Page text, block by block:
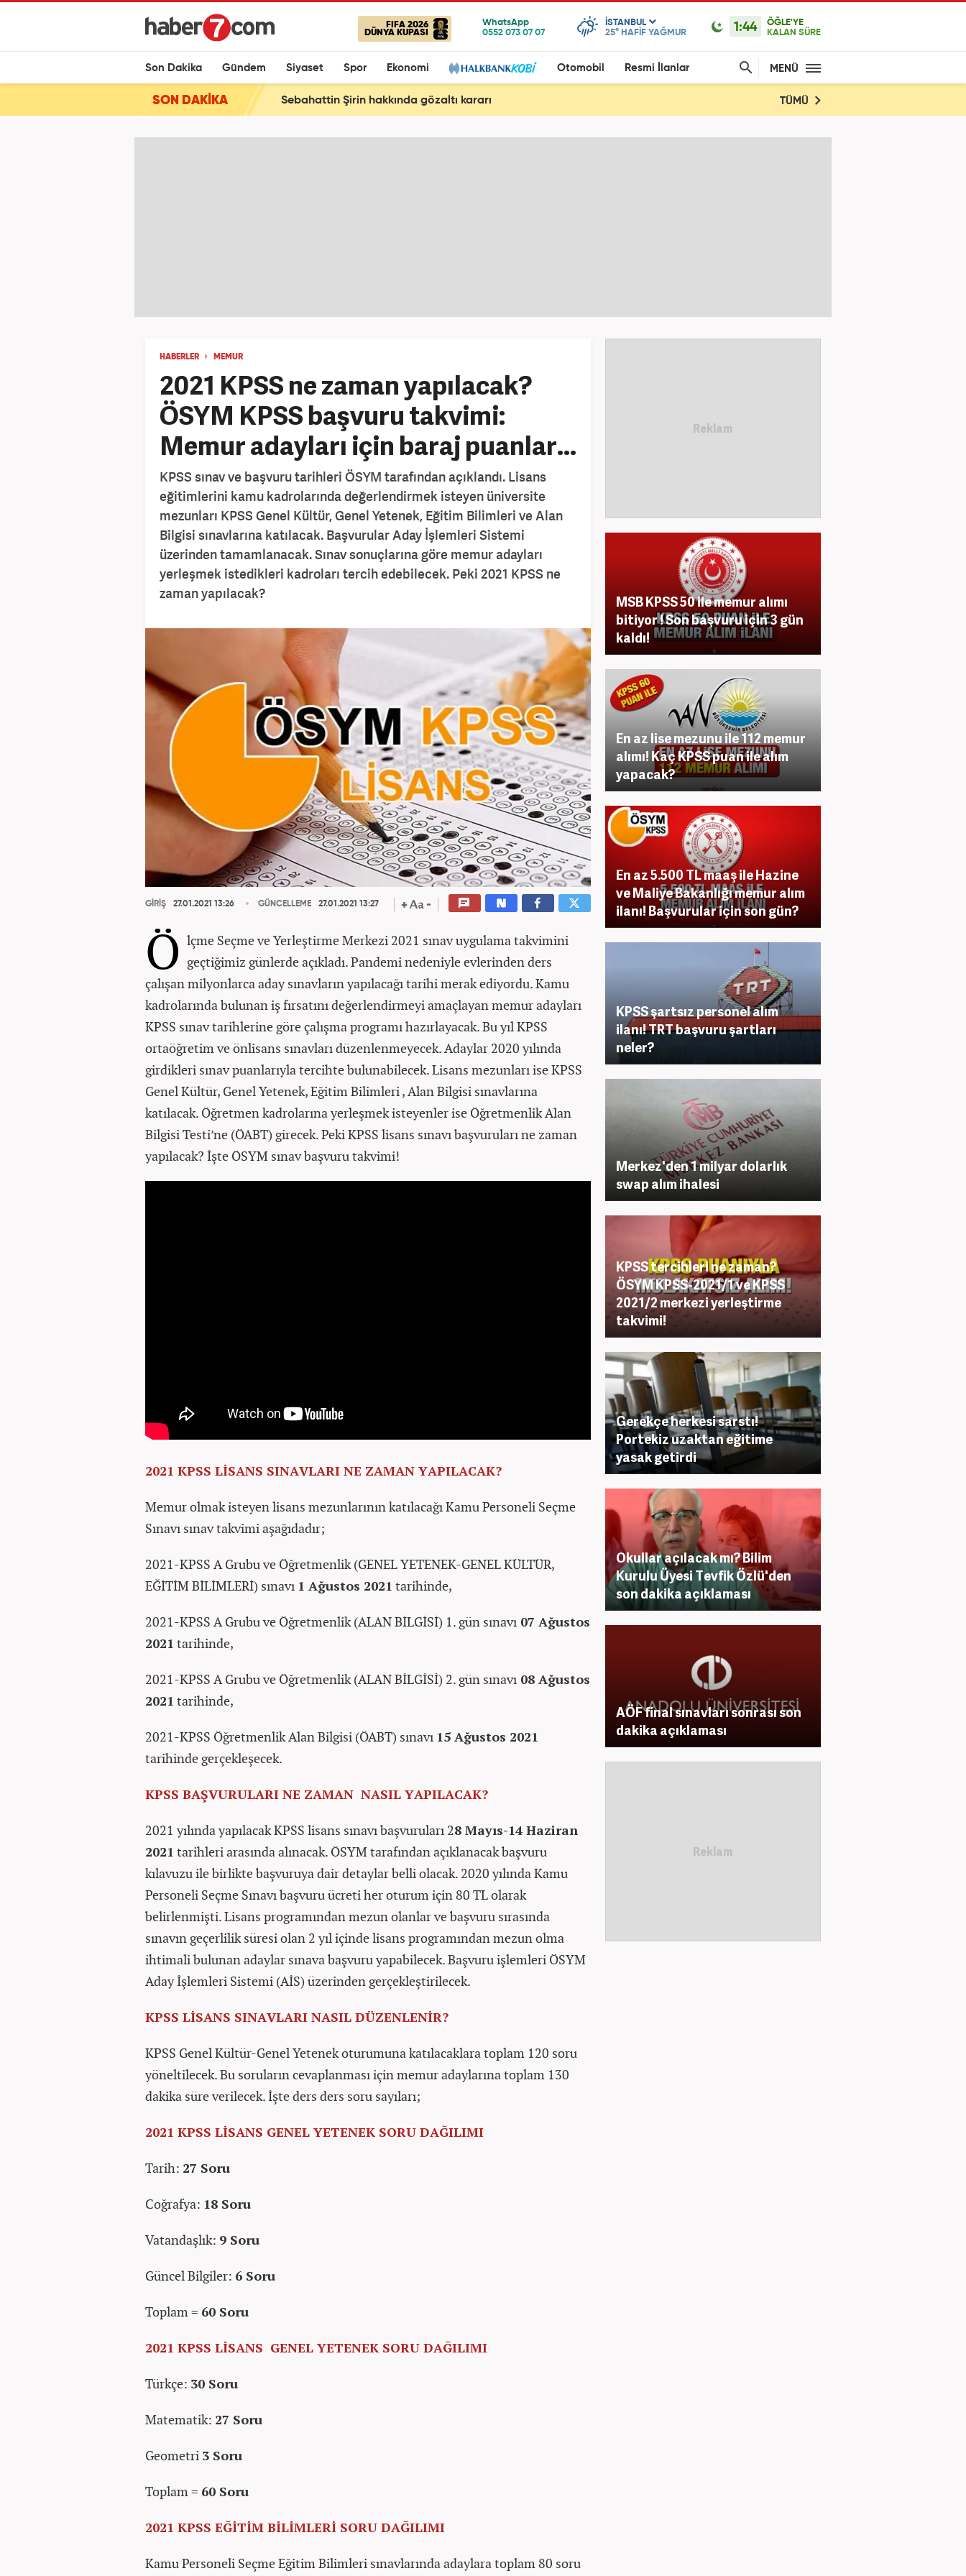
FIFA 2026
DÜNYA KUPASI
ISTANBUL
25° HAFİF YAĞMUR 1:44
ÖĞLE'YE
KALAN SÜRE
Son Dakika Gündem Siyaset Spor Ekonomi Otomobil Resmi İlanlar MENÜ
SON DAKİKA Sebahattin Şirin hakkında gözaltı kararı TÜMÜ
HABERLER MEMUR
2021 KPSS ne zaman yapılacak?
ÖSYM KPSS başvuru takvimi:
Memur adayları için baraj puanlar...
KPSS sınav ve başvuru tarihleri ÖSYM tarafından açıklandı. Lisans
eğitimlerini kamu kadrolarında değerlendirmek isteyen üniversite
mezunları KPSS Genel Kültür, Genel Yetenek, Eğitim Bilimleri ve Alan
Bilgisi sınavlarına katılacak. Başvurular Aday İşlemleri Sistemi
üzerinden tamamlanacak. Sınav sonuçlarına göre memur adayları
yerleşmek istedikleri kadroları tercih edebilecek. Peki 2021 KPSS ne
zaman yapılacak?
GİRİŞ 27.01.2021 13:26 GÜNCELLEME 27.01.2021 13:27
Ö lçme Seçme ve Yerleştirme Merkezi 2021 sınav uygulama takvimini
geçtiğimiz günlerde açıkladı. Pandemi nedeniyle evlerinden ders
çalışan milyonlarca aday sınavların yapılacağı tarihi merak ediyordu. Kamu
kadrolarında bulunan iş fırsatını değerlendirmeyi amaçlayan memur adayları
KPSS sınav tarihlerine göre çalışma programı hazırlayacak. Bu yıl KPSS
ortaöğretim ve önlisans sınavları düzenlenmeyecek. Adaylar 2020 yılında
girdikleri sınav puanlarıyla tercihte bulunabilecek. Lisans mezunları ise KPSS
Genel Kültür, Genel Yetenek, Eğitim Bilimleri , Alan Bilgisi sınavlarına
katılacak. Öğretmen kadrolarına yerleşmek isteyenler ise Öğretmenlik Alan
Bilgisi Testi’ne (ÖABT) girecek. Peki KPSS lisans sınavı başvuruları ne zaman
yapılacak? İşte ÖSYM sınav başvuru takvimi!
2021 KPSS LİSANS SINAVLARI NE ZAMAN YAPILACAK?
Memur olmak isteyen lisans mezunlarının katılacağı Kamu Personeli Seçme
Sınavı sınav takvimi aşağıdadır;
2021-KPSS A Grubu ve Öğretmenlik (GENEL YETENEK-GENEL KÜLTÜR,
EĞİTİM BİLİMLERİ) sınavı 1 Ağustos 2021 tarihinde,
2021-KPSS A Grubu ve Öğretmenlik (ALAN BİLGİSİ) 1. gün sınavı 07 Ağustos
2021 tarihinde,
2021-KPSS A Grubu ve Öğretmenlik (ALAN BİLGİSİ) 2. gün sınavı 08 Ağustos
2021 tarihinde,
2021-KPSS Öğretmenlik Alan Bilgisi (ÖABT) sınavı 15 Ağustos 2021
tarihinde gerçekleşecek.
KPSS BAŞVURULARI NE ZAMAN NASIL YAPILACAK?
2021 yılında yapılacak KPSS lisans sınavı başvuruları 28 Mayıs-14 Haziran
2021 tarihleri arasında alınacak. ÖSYM tarafından açıklanacak başvuru
kılavuzu ile birlikte başvuruya dair detaylar belli olacak. 2020 yılında Kamu
Personeli Seçme Sınavı başvuru ücreti her oturum için 80 TL olarak
belirlenmişti. Lisans programından mezun olanlar ve başvuru sırasında
sınavın geçerlilik süresi olan 2 yıl içinde lisans programından mezun olma
ihtimali bulunan adaylar sınava başvuru yapabilecek. Başvuru işlemleri ÖSYM
Aday İşlemleri Sistemi (AİS) üzerinden gerçekleştirilecek.
KPSS LİSANS SINAVLARI NASIL DÜZENLENİR?
KPSS Genel Kültür-Genel Yetenek oturumuna katılacaklara toplam 120 soru
yöneltilecek. Bu soruların cevaplanması için memur adaylarına toplam 130
dakika süre verilecek. İşte ders ders soru sayıları;
2021 KPSS LİSANS GENEL YETENEK SORU DAĞILIMI
Tarih: 27 Soru
Coğrafya: 18 Soru
Vatandaşlık: 9 Soru
Güncel Bilgiler: 6 Soru
Toplam = 60 Soru
2021 KPSS LİSANS GENEL YETENEK SORU DAĞILIMI
Türkçe: 30 Soru
Matematik: 27 Soru
Geometri 3 Soru
Toplam = 60 Soru
2021 KPSS EĞİTİM BİLİMLERİ SORU DAĞILIMI
Kamu Personeli Seçme Eğitim Bilimleri sınavlarında adaylara toplam 80 soru
MSB KPSS 50 ile memur alımı
bitiyor ! Son başvuru için 3 gün
kaldı!
En az lise mezunu ile 112 memur
alımı! Kaç KPSS puan ile alım
yapacak?
En az 5.500 TL maaş ile Hazine
ve Maliye Bakanlığı memur alım
ilanı! Başvurular için son gün?
KPSS şartsız personel alım
ilanı! TRT başvuru şartları
neler?
Merkez'den 1 milyar dolarlık
swap alım ihalesi
KPSS tercihleri ne zaman?
ÖSYM KPSS-2021/1 ve KPSS
2021/2 merkezi yerleştirme
takvimi!
Gerekçe herkesi sarstı!
Portekiz uzaktan eğitime
yasak getirdi
Okullar açılacak mı? Bilim
Kurulu Üyesi Tevfik Özlü'den
son dakika açıklaması
AÖF final sınavları sonrası son
dakika açıklaması